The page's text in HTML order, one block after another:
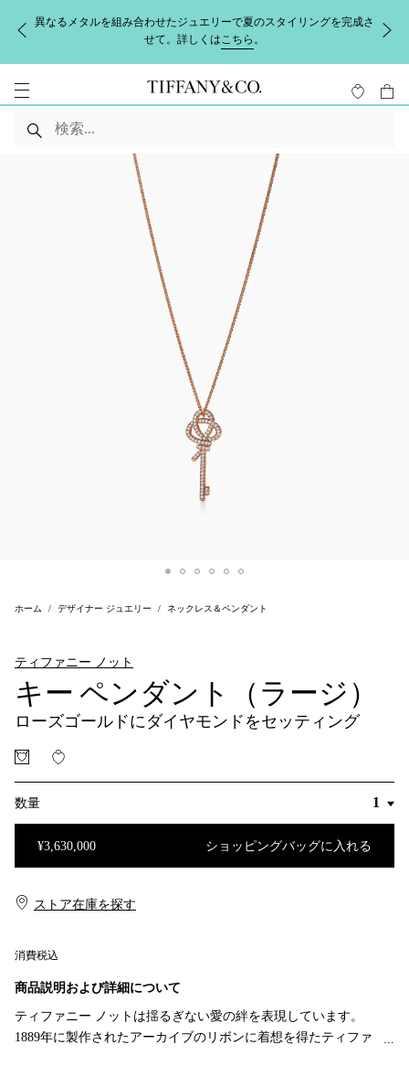
異なるメタルを組み合わせたジュエリーで夏のスタイリングを完成さ
せて。詳しくはこちら 。
ホーム デザイナー ジュエリー ネックレス＆ペンダント
ティファニー ノット
キー ペンダント（ラージ）
ローズゴールドにダイヤモンドをセッティング
数量
¥3,630,000 ショッピングバッグに入れる
消費税込
ストア在庫を探す​​
商品説明および詳細について
ティファニー ノットは揺るぎない愛の絆を表現しています。
1889年に製作されたアーカイブのリボンに着想を得たティファ